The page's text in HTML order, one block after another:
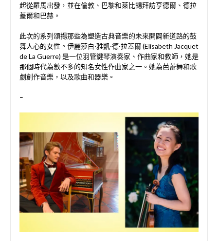
起從羅馬出發，並在倫敦、巴黎和萊比錫拜訪亨德爾、德拉
蓋爾和巴赫。
此次的系列頌揚那些為塑造古典音樂的未來開闢新道路的鼓
舞人心的女性。伊麗莎白·雅凱·德·拉蓋爾 (Elisabeth Jacquet
de La Guerre) 是一位羽管鍵琴演奏家、作曲家和教師，她是
那個時代為數不多的知名女性作曲家之一。她為芭蕾舞和歌
劇創作音樂，以及歌曲和器樂。
–